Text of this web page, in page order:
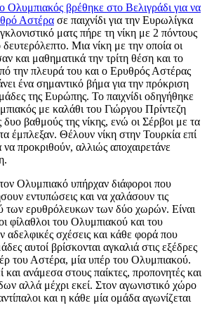
ο Ολυμπιακός βρέθηκε στο Βελιγράδι για να
Αστέρα σε παιχνίδι για την Ευρωλίγκα
ματς πήρε τη νίκη με 2 πόντους
Μια νίκη με την οποία οι
και μαθηματικά την τρίτη θέση και το
την πλευρά του και ο Ερυθρός Αστέρας
ένα σημαντικό βήμα για την πρόκριση
της Ευρώπης. Το παιχνίδι οδηγήθηκε
με καλάθι του Γιώργου Πρίντεζη
βαθμούς της νίκης, ενώ οι Σέρβοι με τα
έμπλεξαν. Θέλουν νίκη στην Τουρκία επί
προκριθούν, αλλιώς αποχαιρετάνε
Ολυμπιακό υπήρχαν διάφοροι που
εντυπώσεις και να χαλάσουν τις
των ερυθρόλευκων των δύο χωρών. Είναι
φίλαθλοι του Ολυμπιακού και του
σχέσεις και κάθε φορά που
αυτοί βρίσκονται αγκαλιά στις εξέδρες
του Αστέρα, μία υπέρ του Ολυμπιακού.
και ανάμεσα στους παίκτες, προπονητές και
αλλά μέχρι εκεί. Στον αγωνιστικό χώρο
και η κάθε μία ομάδα αγωνίζεται